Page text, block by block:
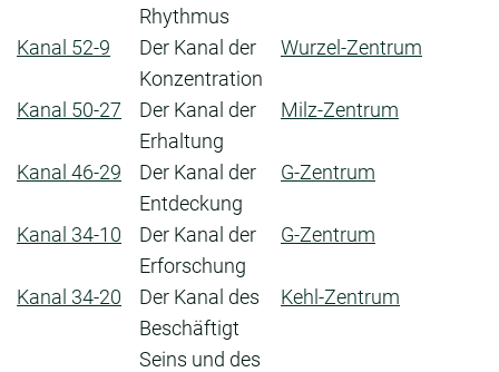
Rhythmus
Kanal 52-9
Der Kanal der
Konzentration
Wurzel-Zentrum
Kanal 50-27
Der Kanal der
Erhaltung
Milz-Zentrum
Kanal 46-29
Der Kanal der
Entdeckung
G-Zentrum
Kanal 34-10
Der Kanal der
Erforschung
G-Zentrum
Kanal 34-20
Der Kanal des
Beschäftigt
Seins und des
Kehl-Zentrum